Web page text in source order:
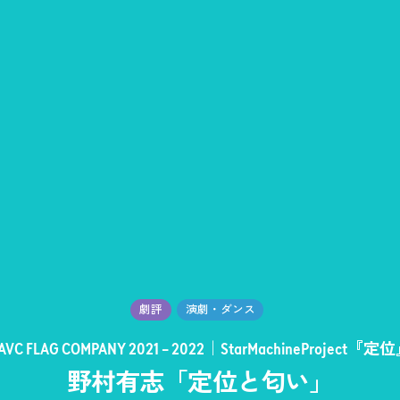
劇評 演劇・ダンス
FLAG COMPANY 2021 – 2022｜StarMachineProject『定
野村有志「定位と匂い」